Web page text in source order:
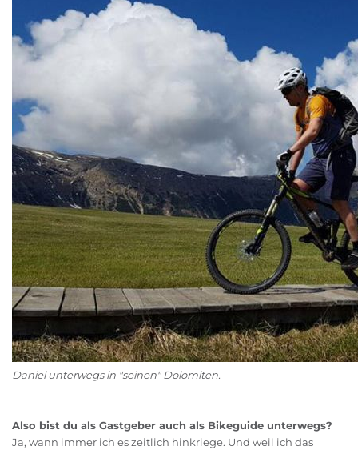
Daniel unterwegs in "seinen" Dolomiten.
Also bist du als Gastgeber auch als Bikeguide unterwegs?
Ja, wann immer ich es zeitlich hinkriege. Und weil ich das